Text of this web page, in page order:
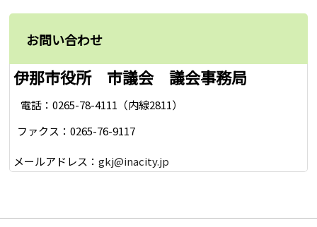
お問い合わせ
伊那市役所 市議会 議会事務局
電話：0265-78-4111（内線2811）
ファクス：0265-76-9117
メールアドレス：gkj@inacity.jp